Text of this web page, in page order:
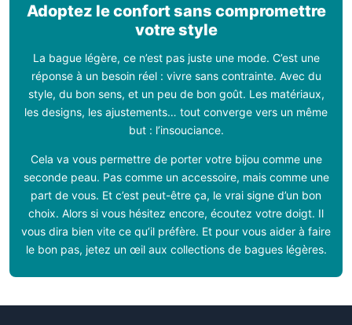
Adoptez le confort sans compromettre
votre style
La bague légère, ce n’est pas juste une mode. C’est une
réponse à un besoin réel : vivre sans contrainte. Avec du
style, du bon sens, et un peu de bon goût. Les matériaux,
les designs, les ajustements… tout converge vers un même
but : l’insouciance.
Cela va vous permettre de porter votre bijou comme une
seconde peau. Pas comme un accessoire, mais comme une
part de vous. Et c’est peut-être ça, le vrai signe d’un bon
choix. Alors si vous hésitez encore, écoutez votre doigt. Il
vous dira bien vite ce qu’il préfère. Et pour vous aider à faire
le bon pas, jetez un œil aux collections de bagues légères.